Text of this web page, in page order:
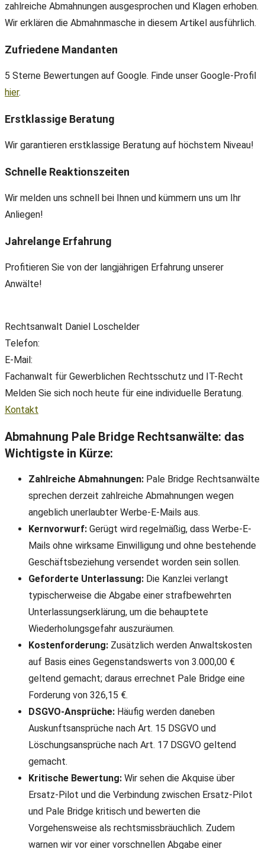
zahlreiche Abmahnungen ausgesprochen und Klagen erhoben.
Wir erklären die Abmahnmasche in diesem Artikel ausführlich.
Zufriedene Mandanten
5 Sterne Bewertungen auf Google. Finde unser Google-Profil
hier.
Erstklassige Beratung
Wir garantieren erstklassige Beratung auf höchstem Niveau!
Schnelle Reaktionszeiten
Wir melden uns schnell bei Ihnen und kümmern uns um Ihr
Anliegen!
Jahrelange Erfahrung
Profitieren Sie von der langjährigen Erfahrung unserer
Anwälte!
Rechtsanwalt Daniel Loschelder
Telefon:
E-Mail:
Fachanwalt für Gewerblichen Rechtsschutz und IT-Recht
Melden Sie sich noch heute für eine individuelle Beratung.
Kontakt
Abmahnung Pale Bridge Rechtsanwälte: das
Wichtigste in Kürze:
Zahlreiche Abmahnungen: Pale Bridge Rechtsanwälte
sprechen derzeit zahlreiche Abmahnungen wegen
angeblich unerlaubter Werbe-E-Mails aus.
Kernvorwurf: Gerügt wird regelmäßig, dass Werbe-E-
Mails ohne wirksame Einwilligung und ohne bestehende
Geschäftsbeziehung versendet worden sein sollen.
Geforderte Unterlassung: Die Kanzlei verlangt
typischerweise die Abgabe einer strafbewehrten
Unterlassungserklärung, um die behauptete
Wiederholungsgefahr auszuräumen.
Kostenforderung: Zusätzlich werden Anwaltskosten
auf Basis eines Gegenstandswerts von 3.000,00 €
geltend gemacht; daraus errechnet Pale Bridge eine
Forderung von 326,15 €.
DSGVO-Ansprüche: Häufig werden daneben
Auskunftsansprüche nach Art. 15 DSGVO und
Löschungsansprüche nach Art. 17 DSGVO geltend
gemacht.
Kritische Bewertung: Wir sehen die Akquise über
Ersatz-Pilot und die Verbindung zwischen Ersatz-Pilot
und Pale Bridge kritisch und bewerten die
Vorgehensweise als rechtsmissbräuchlich. Zudem
warnen wir vor einer vorschnellen Abgabe einer